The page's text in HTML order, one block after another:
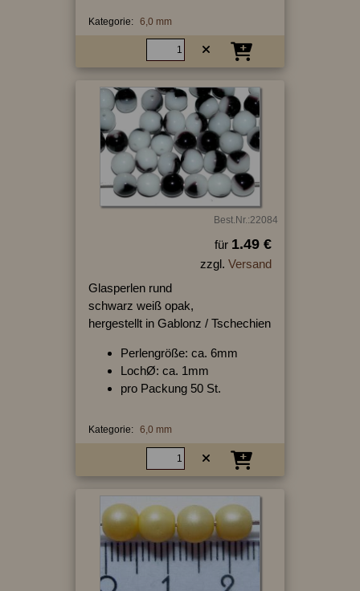
Kategorie: 6,0 mm
Best.Nr.:22084
für 1.49 €
zzgl. Versand
Glasperlen rund
schwarz weiß opak,
hergestellt in Gablonz / Tschechien
Perlengröße: ca. 6mm
LochØ: ca. 1mm
pro Packung 50 St.
Kategorie: 6,0 mm